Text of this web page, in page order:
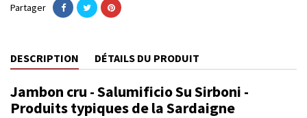
Partager
DESCRIPTION DÉTAILS DU PRODUIT
Jambon cru - Salumificio Su Sirboni -
Produits typiques de la Sardaigne